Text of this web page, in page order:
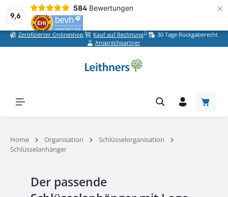
9,6
584 Bewertungen ×
Zum Hauptinhalt springen
Zertifizierter Onlineshop Kauf auf Rechnung1)
30 Tage Rückgaberecht
Ansprechpartner
Home Organisation
Schlüsselorganisation
Schlüsselanhänger
Der passende